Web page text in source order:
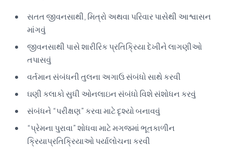
સતત જીવનસાથી, મિત્રો અથવા પરિવાર પાસેથી આશ્વાસન
માંગવું
જીવનસાથી પાસે શારીરિક પ્રતિક્રિયા દેખીને લાગણીઓ
તપાસવું
વર્તમાન સંબંધની તુલના અગાઉ સંબંધો સાથે કરવી
ઘણી કલાકો સુધી ઓનલાઇન સંબંધો વિશે સંશોધન કરવું
સંબંધને “પરીક્ષણ” કરવા માટે દૃશ્યો બનાવવું
“પ્રેમના પુરાવા” શોધવા માટે મગજમાં ભૂતકાળીન
ક્રિયાપ્રતિક્રિયાઓ પર્યાલોચના કરવી